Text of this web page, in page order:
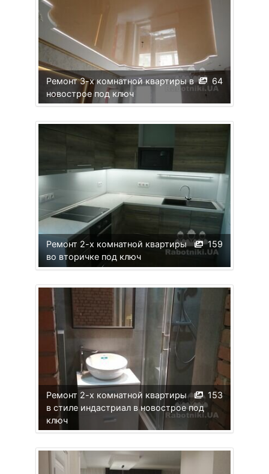
64
Ремонт 3-х комнатной квартиры в
новострое под ключ
159
Ремонт 2-х комнатной квартиры
во вторичке под ключ
153
Ремонт 2-х комнатной квартиры
в стиле индастриал в новострое под
ключ